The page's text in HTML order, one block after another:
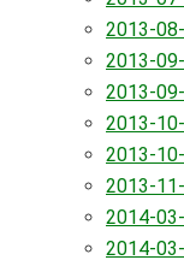
2013-
2013-
2013-
2013-
2013-
2013-
2014-
2014-